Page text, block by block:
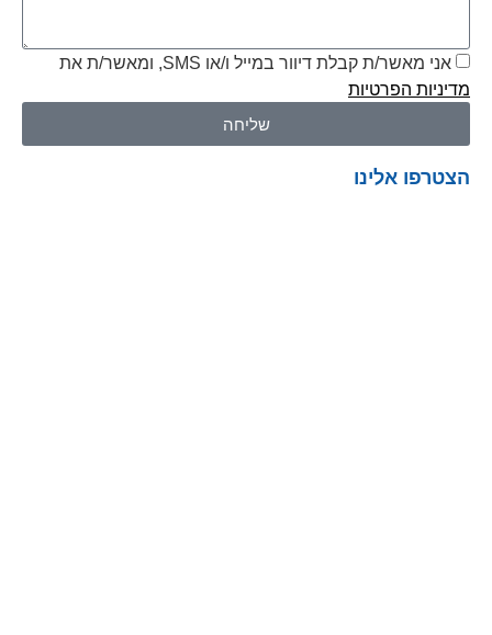
אני מאשר/ת קבלת דיוור במייל ו/או SMS, ומאשר/ת את
מדיניות הפרטיות
שליחה
הצטרפו אלינו